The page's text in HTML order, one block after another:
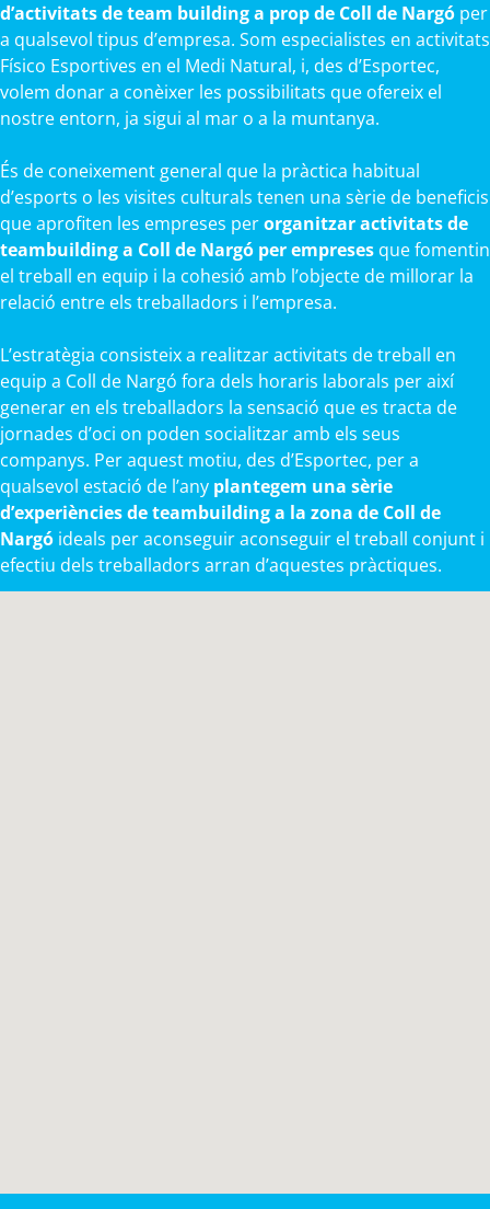
d’activitats de team building a prop de Coll de Nargó per
a qualsevol tipus d’empresa. Som especialistes en activitats
Físico Esportives en el Medi Natural, i, des d’Esportec,
volem donar a conèixer les possibilitats que ofereix el
nostre entorn, ja sigui al mar o a la muntanya.
És de coneixement general que la pràctica habitual
d’esports o les visites culturals tenen una sèrie de beneficis
que aprofiten les empreses perorganitzar activitats de
teambuilding a Coll de Nargó per empreses que fomentin
el treball en equip i la cohesió amb l’objecte de millorar la
relació entre els treballadors i l’empresa.
L’estratègia consisteix a realitzar activitats de treball en
equip a Coll de Nargó fora dels horaris laborals per així
generar en els treballadors la sensació que es tracta de
jornades d’oci on poden socialitzar amb els seus
companys. Per aquest motiu, des d’Esportec, per a
qualsevol estació de l’any plantegem una sèrie
d’experiències de teambuilding a la zona de Coll de
Nargó ideals per aconseguir aconseguir el treball conjunt i
efectiu dels treballadors arran d’aquestes pràctiques.